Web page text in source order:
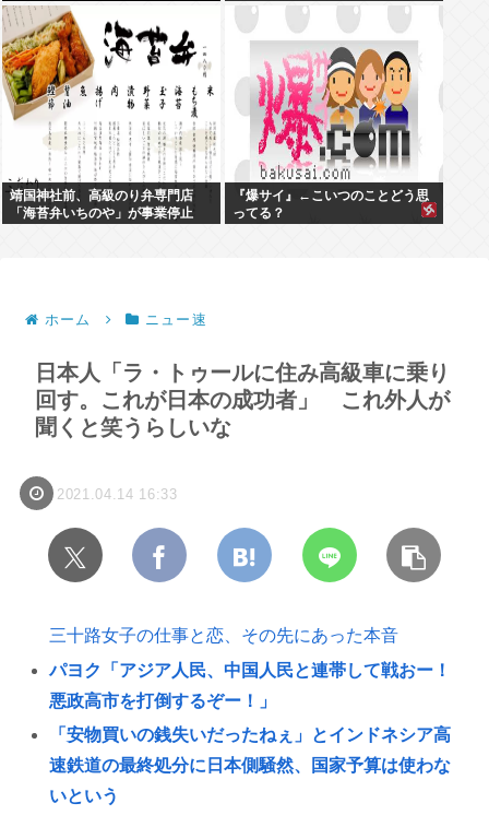
靖国神社前、高級のり弁専門店
「海苔弁いちのや」が事業停止
『爆サイ』←こいつのことどう思
ってる？
ホーム ニュー速
日本人「ラ・トゥールに住み高級車に乗り
回す。これが日本の成功者」 これ外人が
聞くと笑うらしいな
2021.04.14 16:33
三十路女子の仕事と恋、その先にあった本音
パヨク「アジア人民、中国人民と連帯して戦おー！
悪政高市を打倒するぞー！」
「安物買いの銭失いだったねぇ」とインドネシア高
速鉄道の最終処分に日本側騒然、国家予算は使わな
いという